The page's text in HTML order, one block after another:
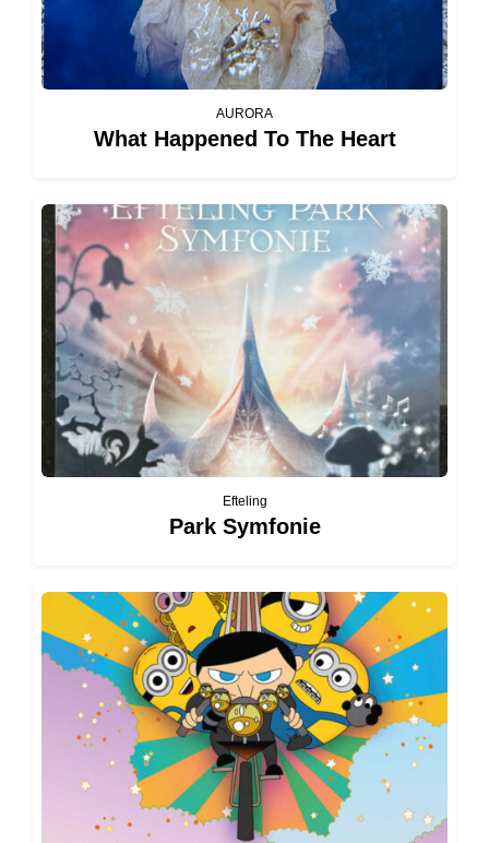
AURORA
What Happened To The Heart
Efteling
Park Symfonie